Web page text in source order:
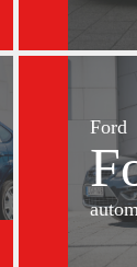
Ford